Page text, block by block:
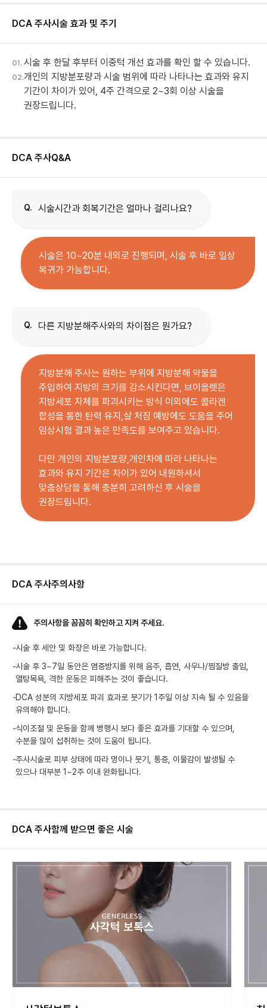
DCA 주사시술 효과 및 주기
01. 시술 후 한달 후부터 이중턱 개선 효과를 확인 할 수 있습니다.
02.개인의 지방분포량과 시술 범위에 따라 나타나는 효과와 유지
기간이 차이가 있어, 4주 간격으로 2~3회 이상 시술을
권장드립니다.
DCA 주사Q&A
Q. 시술시간과 회복기간은 얼마나 걸리나요?
시술은 10~20분 내외로 진행되며, 시술 후 바로 일상
복귀가 가능합니다.
Q. 다른 지방분해주사와의 차이점은 뭔가요?
지방분해 주사는 원하는 부위에 지방분해 약물을
주입하여 지방의 크기를 감소시킨다면, 브이올렛은
지방세포 자체를 파괴시키는 방식 이외에도 콜라겐
합성을 통한 탄력 유지,살 처짐 예방에도 도움을 주어
임상시험 결과 높은 만족도를 보여주고 있습니다.
다만 개인의 지방분포량,개인차에 따라 나타나는
효과와 유지 기간은 차이가 있어 내원하셔서
맞춤상담을 통해 충분히 고려하신 후 시술을
권장드립니다.
DCA 주사주의사항
주의사항을 꼼꼼히 확인하고 지켜 주세요.
-시술 후 세안 및 화장은 바로 가능합니다.
-시술 후 3~7일 동안은 염증방지를 위해 음주, 흡연, 사우나/찜질방 출입,
열탕목욕, 격한 운동은 피해주는 것이 좋습니다.
-DCA 성분의 지방세포 파괴 효과로 붓기가 1주일 이상 지속 될 수 있음을
유의해야 합니다.
-식이조절 및 운동을 함께 병행시 보다 좋은 효과를 기대할 수 있으며,
수분을 많이 섭취하는 것이 도움이 됩니다.
-주사시술로 피부 상태에 따라 멍이나 붓기, 통증, 이물감이 발생될 수
있으나 대부분 1~2주 이내 완화됩니다.
DCA 주사함께 받으면 좋은 시술